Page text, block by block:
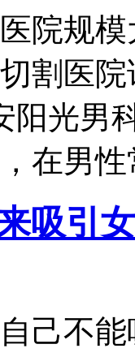
院规
割医
阳光男
，在男
吸引
己不